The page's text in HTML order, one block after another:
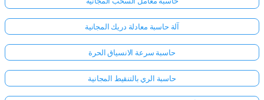
آلة حاسبة معادلة دريك المجانية
حاسبة سرعة الانسياق الحرة
حاسبة الري بالتنقيط المجانية